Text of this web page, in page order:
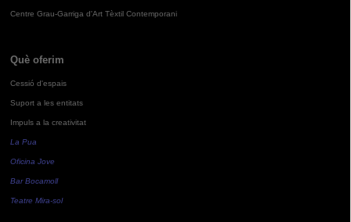
Centre Grau-Garriga d'Art Tèxtil Contemporani
Què oferim
Cessió d'espais
Suport a les entitats
Impuls a la creativitat
La Pua
Oficina Jove
Bar Bocamoll
Teatre Mira-sol